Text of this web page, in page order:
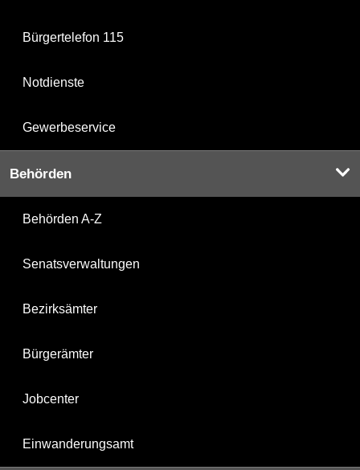
Bürgertelefon 115
Notdienste
Gewerbeservice
Behörden
Behörden A-Z
Senatsverwaltungen
Bezirksämter
Bürgerämter
Jobcenter
Einwanderungsamt